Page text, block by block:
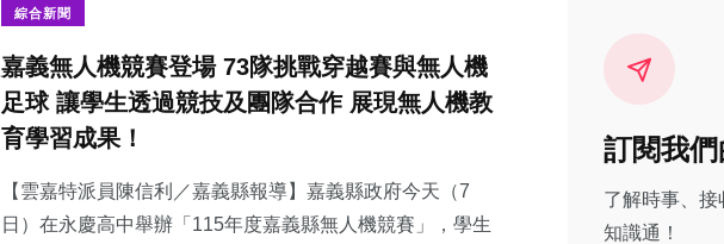
綜合新聞
嘉義無人機競賽登場 73隊挑戰穿越賽與無人機
足球 讓學生透過競技及團隊合作 展現無人機教
育學習成果！
【雲嘉特派員陳信利／嘉義縣報導】嘉義縣政府今天（7
日）在永慶高中舉辦「115年度嘉義縣無人機競賽」，學生
訂閱我
了解時事、接
知識通！